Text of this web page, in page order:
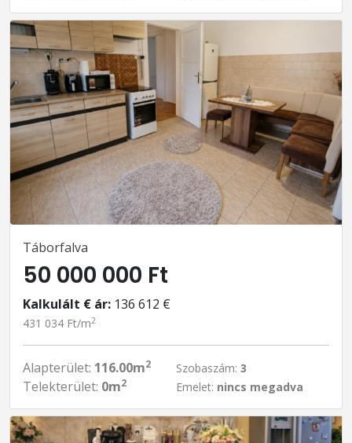
Táborfalva
50 000 000 Ft
Kalkulált € ár: 136 612 €
431 034 Ft/m2
Alapterület: 116.00m2
Telekterület: 0m2
Szobaszám: 3
Emelet: nincs megadva